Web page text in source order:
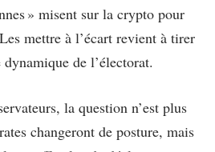
» misent sur la crypto pour
mettre à l’écart revient à tirer
de l’électorat.
la question n’est plus
changeront de posture, mais